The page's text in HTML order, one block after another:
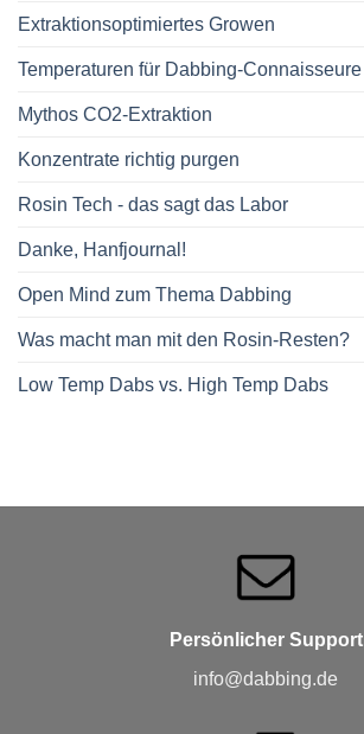
Extraktionsoptimiertes Growen
Temperaturen für Dabbing-Connaisseure
Mythos CO2-Extraktion
Konzentrate richtig purgen
Rosin Tech - das sagt das Labor
Danke, Hanfjournal!
Open Mind zum Thema Dabbing
Was macht man mit den Rosin-Resten?
Low Temp Dabs vs. High Temp Dabs
Persönlicher Support
info@dabbing.de